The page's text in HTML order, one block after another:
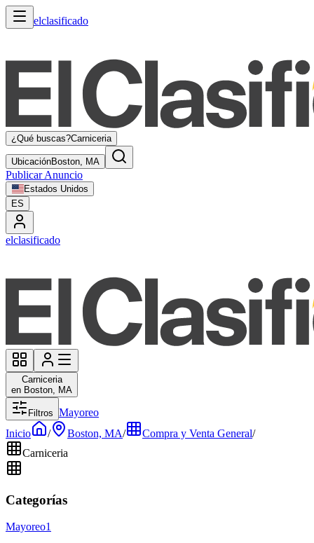
elclasificado
¿Qué buscas?Carniceria
UbicaciónBoston, MA
Publicar Anuncio
Estados Unidos
ES
elclasificado
Carniceria
en Boston, MA
Filtros Mayoreo
Inicio
/ Boston, MA/ Compra y Venta General/
Carniceria
Categorías
Mayoreo1